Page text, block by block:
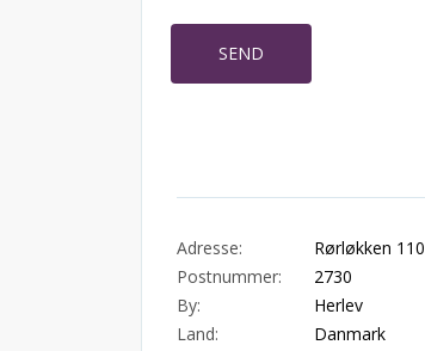
Adresse:
Rørløkken 110
Postnummer:
2730
By:
Herlev
Land:
Danmark